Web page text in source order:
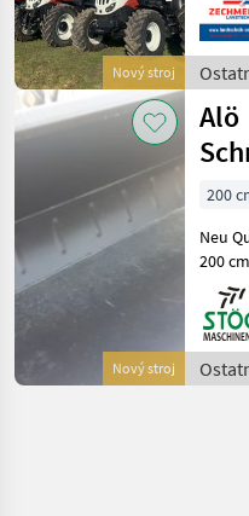
Nový stroj
/ Alö
Nový stroj
Alö
200
200
Neu
200
stroje